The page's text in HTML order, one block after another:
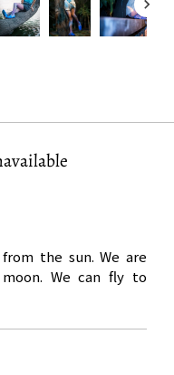
the sun. We are
We can fly to